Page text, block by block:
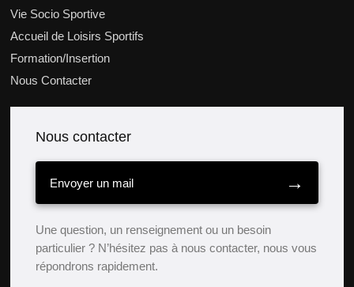
Vie Socio Sportive
Accueil de Loisirs Sportifs
Formation/Insertion
Nous Contacter
Nous contacter
Envoyer un mail →
Une question, un renseignement ou un besoin
particulier ? N’hésitez pas à nous contacter, nous vous
répondrons rapidement.